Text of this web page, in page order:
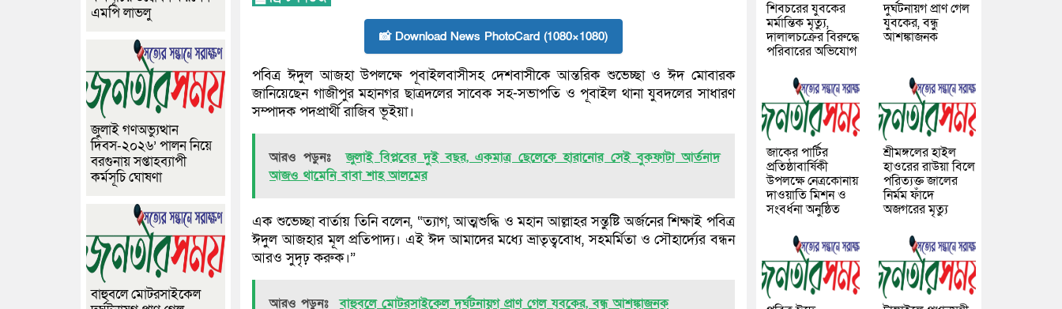
📸 Download News PhotoCard (1080×1080)
পবিত্র ঈদুল আজহা উপলক্ষে পূবাইলবাসীসহ দেশবাসীকে আন্তরিক শুভেচ্ছা ও ঈদ মোবারক
জানিয়েছেন গাজীপুর মহানগর ছাত্রদলের সাবেক সহ-সভাপতি ও পূবাইল থানা যুবদলের সাধারণ
সম্পাদক পদপ্রার্থী রাজিব ভূইয়া।
আরও পড়ুনঃ
জুলাই বিপ্লবের দুই বছর, একমাত্র ছেলেকে হারানোর সেই বুকফাটা আর্তনাদ
আজও থামেনি বাবা শাহ আলমের
এক শুভেচ্ছা বার্তায় তিনি বলেন, “ত্যাগ, আত্মশুদ্ধি ও মহান আল্লাহর সন্তুষ্টি অর্জনের শিক্ষাই পবিত্র
ঈদুল আজহার মূল প্রতিপাদ্য। এই ঈদ আমাদের মধ্যে ভ্রাতৃত্ববোধ, সহমর্মিতা ও সৌহার্দ্যের বন্ধন
আরও সুদৃঢ় করুক।”
আরও পড়ুনঃ বাহুবলে মোটরসাইকেল দুর্ঘটনায়গ প্রাণ গেল যুবকের, বন্ধু আশঙ্কাজনক
এমপি লাভলু
জুলাই গণঅভ্যুত্থান
দিবস-২০২৬’ পালন নিয়ে
বরগুনায় সপ্তাহব্যাপী
কর্মসূচি ঘোষণা
বাহুবলে মোটরসাইকেল
শিবচরের যুবকের
মর্মান্তিক মৃত্যু,
দালালচক্রের বিরুদ্ধে
পরিবারের অভিযোগ
দুর্ঘটনায়গ প্রাণ গেল
যুবকের, বন্ধু
আশঙ্কাজনক
জাকের পার্টির
প্রতিষ্ঠাবার্ষিকী
উপলক্ষে নেত্রকোনায়
দাওয়াতি মিশন ও
সংবর্ধনা অনুষ্ঠিত
শ্রীমঙ্গলের হাইল
হাওরের রাউয়া বিলে
পরিত্যক্ত জালের
নির্মম ফাঁদে
অজগরের মৃত্যু